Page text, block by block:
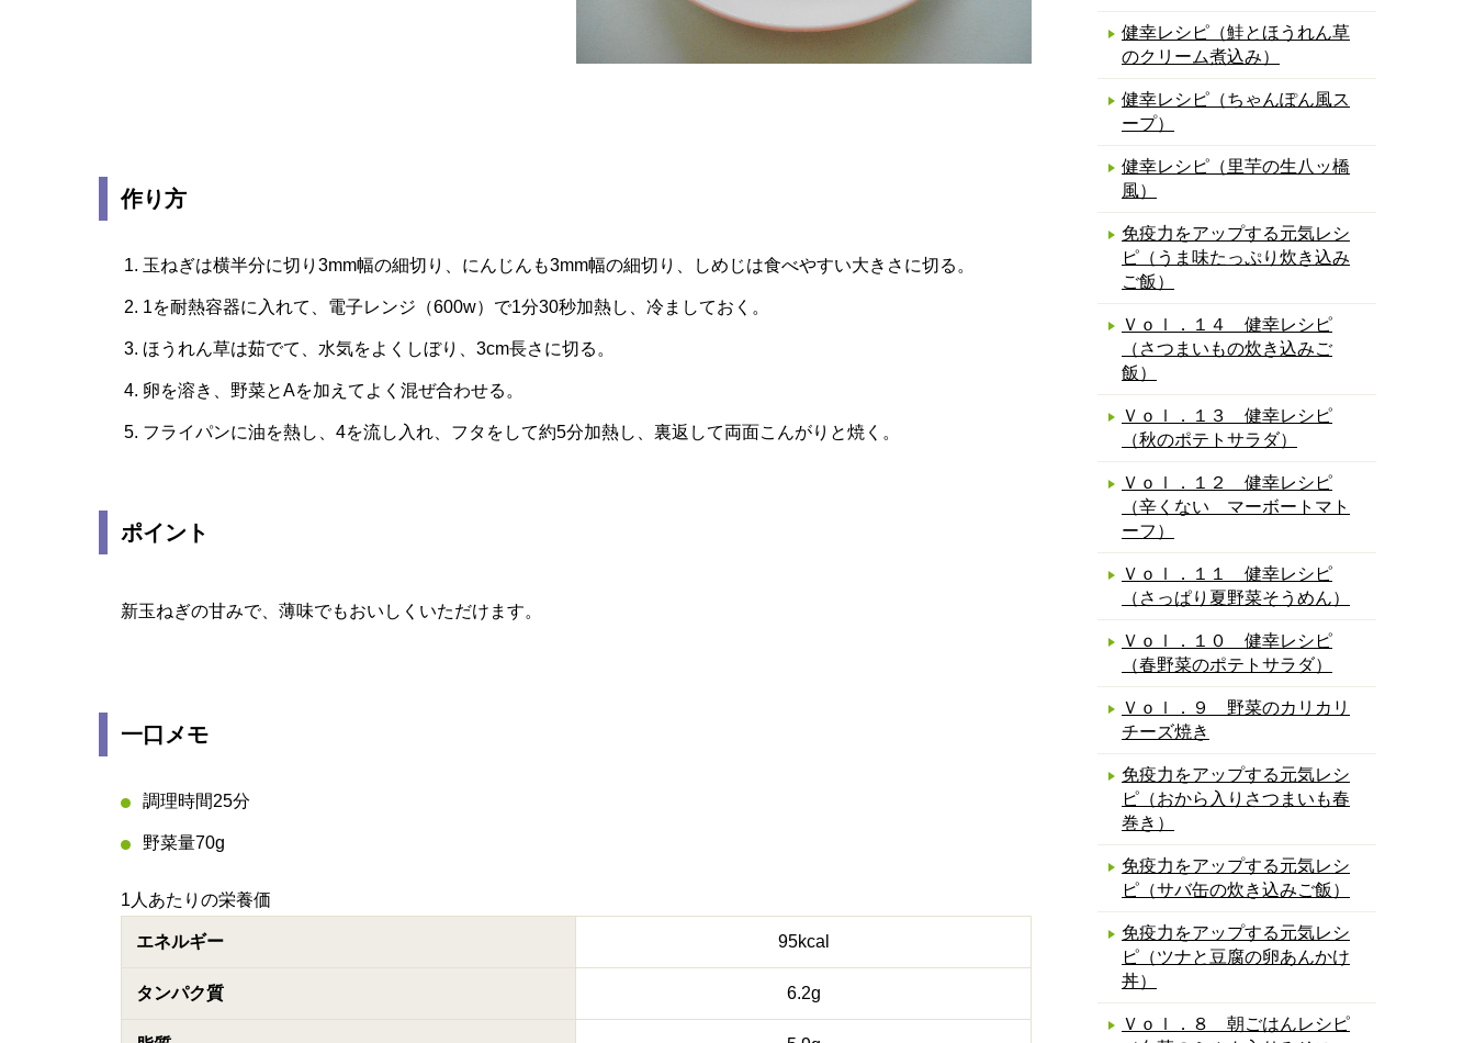
健幸レシピ（鮭とほうれん草
のクリーム煮込み）
健幸レシピ（ちゃんぽん風ス
ープ）
健幸レシピ（里芋の生八ッ橋
風）
免疫力をアップする元気レシ
ピ（うま味たっぷり炊き込み
ご飯）
Ｖｏｌ．１４ 健幸レシピ
（さつまいもの炊き込みご
飯）
Ｖｏｌ．１３ 健幸レシピ
（秋のポテトサラダ）
Ｖｏｌ．１２ 健幸レシピ
（辛くない マーボートマト
ーフ）
Ｖｏｌ．１１ 健幸レシピ
（さっぱり夏野菜そうめん）
Ｖｏｌ．１０ 健幸レシピ
（春野菜のポテトサラダ）
Ｖｏｌ．９ 野菜のカリカリ
チーズ焼き
免疫力をアップする元気レシ
ピ（おから入りさつまいも春
巻き）
免疫力をアップする元気レシ
ピ（サバ缶の炊き込みご飯）
免疫力をアップする元気レシ
ピ（ツナと豆腐の卵あんかけ
丼）
Ｖｏｌ．８ 朝ごはんレシピ
作り方
玉ねぎは横半分に切り3mm幅の細切り、にんじんも3mm幅の細切り、しめじは食べやすい大きさに切る。
1を耐熱容器に入れて、電子レンジ（600w）で1分30秒加熱し、冷ましておく。
ほうれん草は茹でて、水気をよくしぼり、3cm長さに切る。
卵を溶き、野菜とAを加えてよく混ぜ合わせる。
フライパンに油を熱し、4を流し入れ、フタをして約5分加熱し、裏返して両面こんがりと焼く。
ポイント
新玉ねぎの甘みで、薄味でもおいしくいただけます。
一口メモ
調理時間25分
野菜量70g
1人あたりの栄養価
エネルギー 95kcal
タンパク質 6.2g